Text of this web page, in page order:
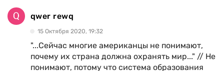
qwer rewq
15 Октября 2020, 19:32
"...Сейчас многие американцы не понимают,
почему их страна должна охранять мир..." // Не
понимают, потому что система образования